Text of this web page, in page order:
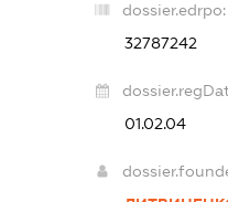
dossier.edrpo:
32787242
01.02.04